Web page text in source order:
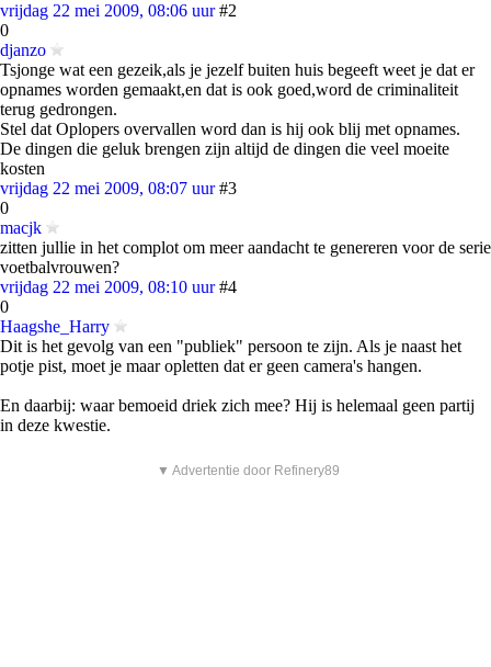
vrijdag 22 mei 2009, 08:06 uur #2
0
djanzo
Tsjonge wat een gezeik,als je jezelf buiten huis begeeft weet je dat er
opnames worden gemaakt,en dat is ook goed,word de criminaliteit
terug gedrongen.
Stel dat Oplopers overvallen word dan is hij ook blij met opnames.
De dingen die geluk brengen zijn altijd de dingen die veel moeite
kosten
vrijdag 22 mei 2009, 08:07 uur #3
0
macjk
zitten jullie in het complot om meer aandacht te genereren voor de serie
voetbalvrouwen?
vrijdag 22 mei 2009, 08:10 uur #4
0
Haagshe_Harry
Dit is het gevolg van een "publiek" persoon te zijn. Als je naast het
potje pist, moet je maar opletten dat er geen camera's hangen.
En daarbij: waar bemoeid driek zich mee? Hij is helemaal geen partij
in deze kwestie.
▼ Advertentie door Refinery89